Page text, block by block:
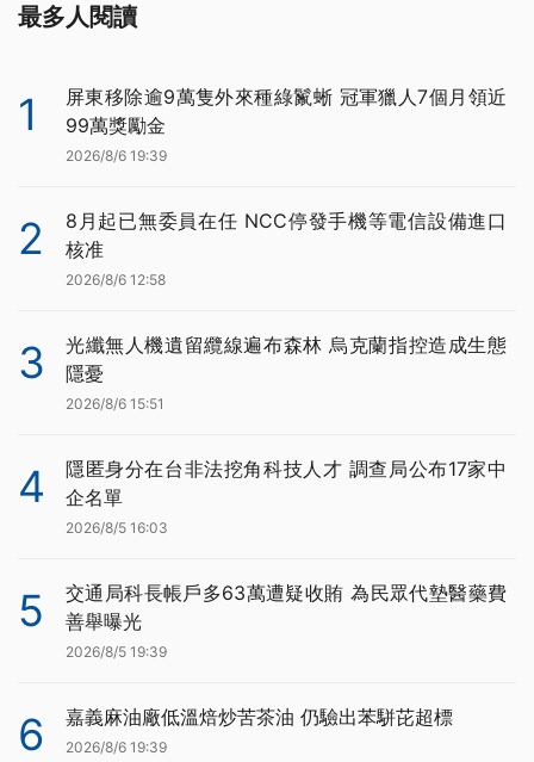
最多人閱讀
1
屏東移除逾9萬隻外來種綠鬣蜥 冠軍獵人7個月領近
99萬獎勵金
2026/8/6 19:39
2
8月起已無委員在任 NCC停發手機等電信設備進口
核准
2026/8/6 12:58
3
光纖無人機遺留纜線遍布森林 烏克蘭指控造成生態
隱憂
2026/8/6 15:51
4
隱匿身分在台非法挖角科技人才 調查局公布17家中
企名單
2026/8/5 16:03
5
交通局科長帳戶多63萬遭疑收賄 為民眾代墊醫藥費
善舉曝光
2026/8/5 19:39
6 嘉義麻油廠低溫焙炒苦茶油 仍驗出苯駢芘超標
2026/8/6 19:39